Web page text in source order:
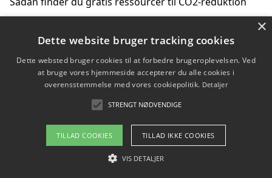
Hvordan gadgets til hjemmet kan reducere CO2-udslip
Copyright 2026 - Pilanto Aps
Om / kontakt
Blog Betingelser
×
Dette website bruger tracking cookies
Dette websted bruger cookies til at forbedre brugeroplevelsen. Ved
at bruge vores hjemmeside accepterer du alle cookies i
overensstemmelse med vores cookiepolitik. Detaljer
STRENGT NØDVENDIGE
TILLAD COOKIES TILLAD IKKE COOKIES
VIS DETALJER